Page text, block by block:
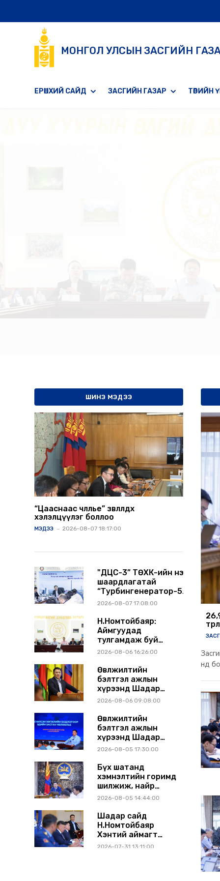
МОНГОЛ УЛСЫН ЗАСГИЙН
ЕРӨНХИЙ САЙД ЗАСГИЙН ГАЗАР ТӨРИЙН
ШИНЭ МЭДЭЭ
“Цааснаас чөлөөлье” зөвлөлдөх
хэлэлцүүлэг боллоо
МЭДЭЭ 2026-08-07 18:17:00
"ДЦС-3” ТӨХК-ийн нэн
шаардлагатай
“Турбингенератор-5”-
ын шинэчлэлийн
болов
2026-08-07 17:08:00
Н.Номтойбаяр:
Аймгуудад
тулгамдаж буй
асуудлуудыг долоо
газрын хуралдаанд
танилцуулж,
шийдвэрлүүлнэ
2026-08-06 16:26:00
Өвөлжилтийн
бэлтгэл ажлын
хүрээнд Шадар
сайд Н.Номтойбаяр
ажиллав
2026-08-06 09:08:00
Өвөлжилтийн
бэлтгэл ажлын
хүрээнд Шадар
сайд Н.Номтойбаяр
аймагт ажиллав
2026-08-05 17:30:00
Бүх шатанд
хэмнэлтийн горимд
шилжиж, найр
наадам, зөвлөгөөн,
хориглолоо
2026-08-05 14:44:00
Шадар сайд
Н.Номтойбаяр
Хэнтий аймагт
ажиллаж байна
2026-07-31 13:11:00
нд